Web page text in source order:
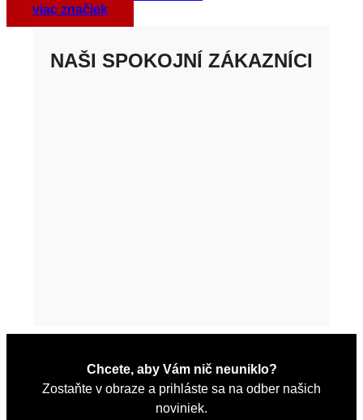
viac značiek
NAŠI SPOKOJNÍ ZÁKAZNÍCI
Chcete, aby Vám nič neuniklo?
Zostaňte v obraze a prihláste sa na odber našich
noviniek.